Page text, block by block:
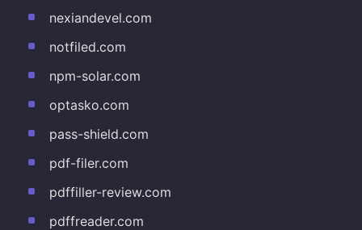
nexiandevel.com
notfiled.com
npm-solar.com
optasko.com
pass-shield.com
pdf-filer.com
pdffiller-review.com
pdffreader.com